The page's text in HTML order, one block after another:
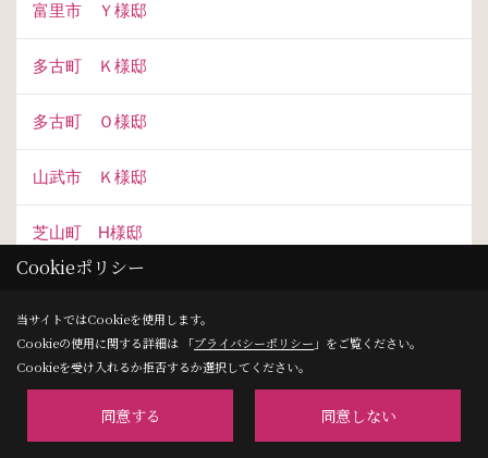
富里市 Ｙ様邸
多古町 Ｋ様邸
多古町 Ｏ様邸
山武市 Ｋ様邸
芝山町 H様邸
芝山町 Ｋ様邸
Cookieポリシー
当サイトではCookieを使用します。
Cookieの使用に関する詳細は 「プライバシーポリシー 」をご覧ください。
Cookieを受け入れるか拒否するか選択してください。
同意する 同意しない